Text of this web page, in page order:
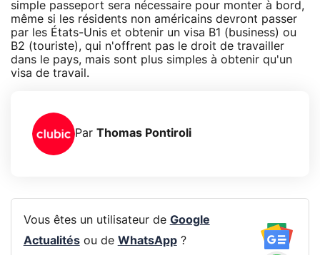
simple passeport sera nécessaire pour monter à bord,
même si les résidents non américains devront passer
par les États-Unis et obtenir un visa B1 (business) ou
B2 (touriste), qui n'offrent pas le droit de travailler
dans le pays, mais sont plus simples à obtenir qu'un
visa de travail.
Par Thomas Pontiroli
Vous êtes un utilisateur de Google
Actualitésou de WhatsApp?